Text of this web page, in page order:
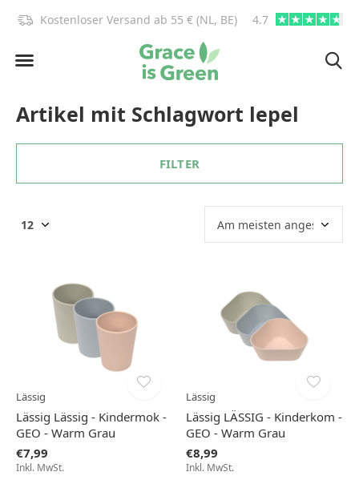
Kostenloser Versand ab 55 € (NL, BE) 4.7
Artikel mit Schlagwort lepel
FILTER
Lässig
Lässig Lässig - Kindermok -
GEO - Warm Grau
€7,99
Inkl. MwSt.
Lässig
Lässig LÄSSIG - Kinderkom -
GEO - Warm Grau
€8,99
Inkl. MwSt.